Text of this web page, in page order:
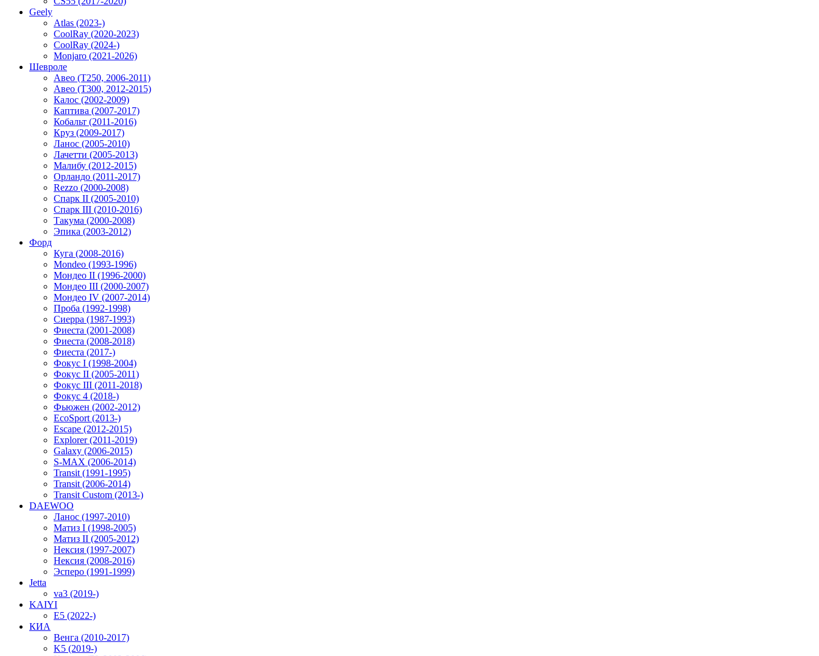
Geely
Atlas (2023-)
CoolRay (2020-2023)
CoolRay (2024-)
Monjaro (2021-2026)
Шевроле
Авео (T250, 2006-2011)
Авео (T300, 2012-2015)
Калос (2002-2009)
Каптива (2007-2017)
Кобальт (2011-2016)
Круз (2009-2017)
Ланос (2005-2010)
Лачетти (2005-2013)
Малибу (2012-2015)
Орландо (2011-2017)
Rezzo (2000-2008)
Спарк II (2005-2010)
Спарк III (2010-2016)
Такума (2000-2008)
Эпика (2003-2012)
Форд
Куга (2008-2016)
Mondeo (1993-1996)
Мондео II (1996-2000)
Мондео III (2000-2007)
Мондео IV (2007-2014)
Проба (1992-1998)
Сиерра (1987-1993)
Фиеста (2001-2008)
Фиеста (2008-2018)
Фиеста (2017-)
Фокус I (1998-2004)
Фокус II (2005-2011)
Фокус III (2011-2018)
Фокус 4 (2018-)
Фьюжен (2002-2012)
EcoSport (2013-)
Escape (2012-2015)
Explorer (2011-2019)
Galaxy (2006-2015)
S-MAX (2006-2014)
Transit (1991-1995)
Transit (2006-2014)
Transit Custom (2013-)
DAEWOO
Ланос (1997-2010)
Матиз I (1998-2005)
Матиз II (2005-2012)
Нексия (1997-2007)
Нексия (2008-2016)
Эсперо (1991-1999)
Jetta
va3 (2019-)
KAIYI
E5 (2022-)
КИА
Венга (2010-2017)
K5 (2019-)